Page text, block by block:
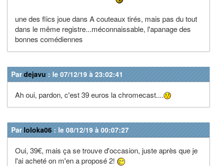
une des flics joue dans A couteaux tirés, mais pas du tout
dans le même registre...méconnaissable, l'apanage des
bonnes comédiennes
Pardejavu : le 07/12/19 à 23:02:41
Ah oui, pardon, c'est 39 euros la chromecast....
Par loloka06 : le 08/12/19 à 00:07:27
Oui, 39€, mais ça se trouve d'occasion, juste après que je
l'ai acheté on m'en a proposé 2!